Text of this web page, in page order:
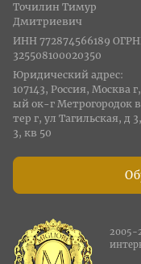
Точилин Тимур
Дмитриевич
ИНН 772874566189
325508100020350
Юридический адрес:
107143, Россия, Москва
ый ок-г Метрогородок
тер г, ул Тагильская, д
3, кв 50
2005-